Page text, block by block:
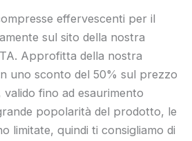
effervescenti per il
sul sito della nostra
Approfitta della nostra
uno sconto del 50% sul prezzo
valido fino ad esaurimento
popolarità del prodotto, le
limitate, quindi ti consigliamo di